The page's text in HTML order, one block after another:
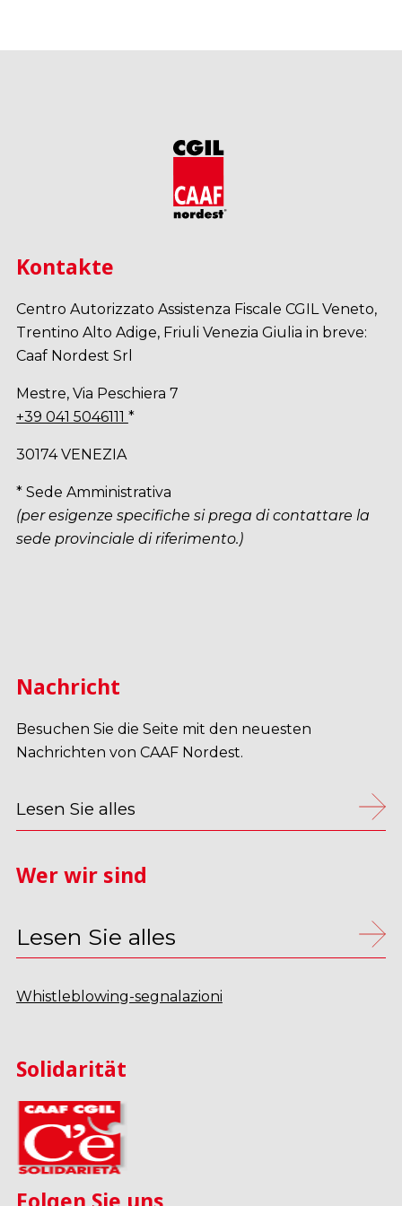
Kontakte
Centro Autorizzato Assistenza Fiscale CGIL Veneto,
Trentino Alto Adige, Friuli Venezia Giulia in breve:
Caaf Nordest Srl
Mestre, Via Peschiera 7
+39 041 5046111 *
30174 VENEZIA
* Sede Amministrativa
(per esigenze specifiche si prega di contattare la
sede provinciale di riferimento.)
Nachricht
Besuchen Sie die Seite mit den neuesten
Nachrichten von CAAF Nordest.
Lesen Sie alles
Wer wir sind
Lesen Sie alles
Whistleblowing-segnalazioni
Solidarität